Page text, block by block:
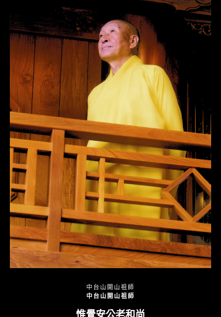
中台山開山祖師
中台山開山祖師